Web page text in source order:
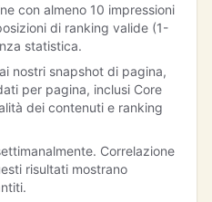
con almeno 10 impressioni
di ranking valide (1-
statistica.
nostri snapshot di pagina,
per pagina, inclusi Core
dei contenuti e ranking
Correlazione
risultati mostrano